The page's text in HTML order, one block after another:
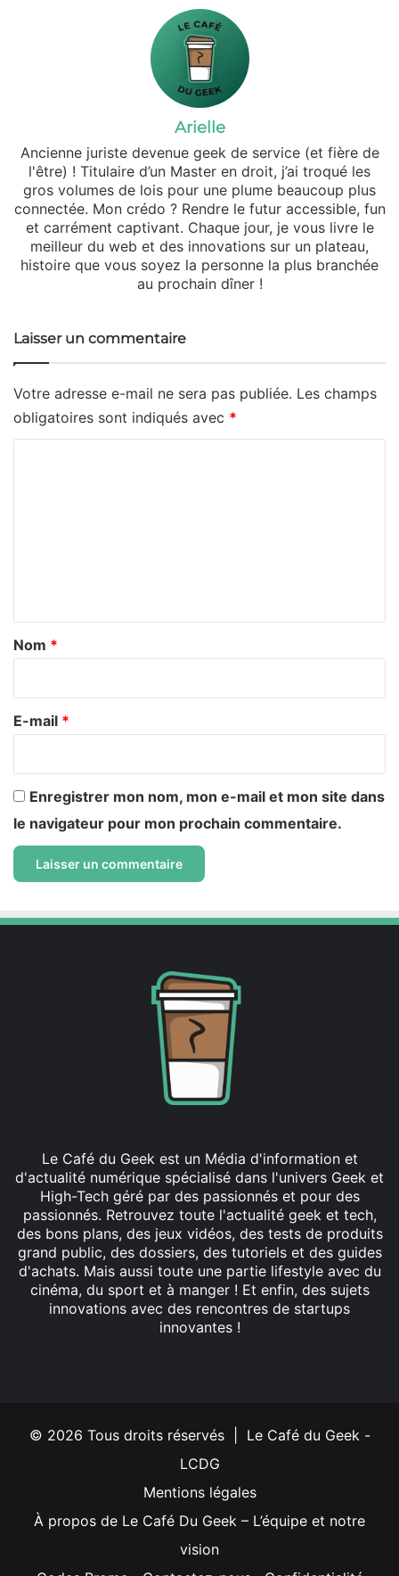
Arielle
Ancienne juriste devenue geek de service (et fière de
l'être) ! Titulaire d’un Master en droit, j’ai troqué les
gros volumes de lois pour une plume beaucoup plus
connectée. Mon crédo ? Rendre le futur accessible, fun
et carrément captivant. Chaque jour, je vous livre le
meilleur du web et des innovations sur un plateau,
histoire que vous soyez la personne la plus branchée
au prochain dîner !
Laisser un commentaire
Votre adresse e-mail ne sera pas publiée. Les champs
obligatoires sont indiqués avec *
a
e
Nom *
E-mail *
Enregistrer mon nom, mon e-mail et mon site dans
le navigateur pour mon prochain commentaire.
Le Café du Geek est un Média d'information et
d'actualité numérique spécialisé dans l'univers Geek et
High-Tech géré par des passionnés et pour des
passionnés. Retrouvez toute l'actualité geek et tech,
des bons plans, des jeux vidéos, des tests de produits
grand public, des dossiers, des tutoriels et des guides
d'achats. Mais aussi toute une partie lifestyle avec du
cinéma, du sport et à manger ! Et enfin, des sujets
innovations avec des rencontres de startups
innovantes !
© 2026 Tous droits réservés | Le Café du Geek -
LCDG
Mentions légales
À propos de Le Café Du Geek – L’équipe et notre
vision